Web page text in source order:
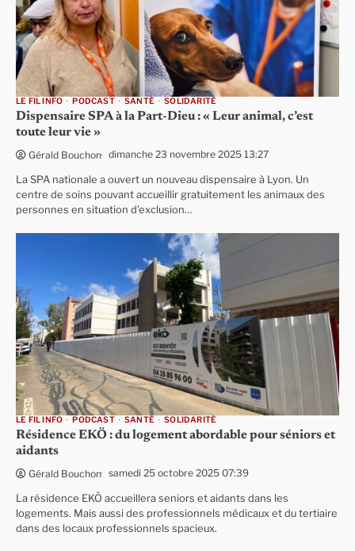
LE FIL INFO PODCAST SANTÉ SOLIDARITÉ
Dispensaire SPA à la Part-Dieu : « Leur animal, c’est
toute leur vie »
Gérald Bouchon dimanche 23 novembre 2025 13:27
La SPA nationale a ouvert un nouveau dispensaire à Lyon. Un
centre de soins pouvant accueillir gratuitement les animaux des
personnes en situation d’exclusion…
LE FIL INFO PODCAST SANTÉ SOLIDARITÉ
Résidence EKÖ : du logement abordable pour séniors et
aidants
Gérald Bouchon samedi 25 octobre 2025 07:39
La résidence EKÖ accueillera seniors et aidants dans les
logements. Mais aussi des professionnels médicaux et du tertiaire
dans des locaux professionnels spacieux.